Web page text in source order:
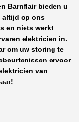
Barnflairbieden u
altijd op ons
en niets werkt
elektricien in.
om uw storing te
ervoor
van